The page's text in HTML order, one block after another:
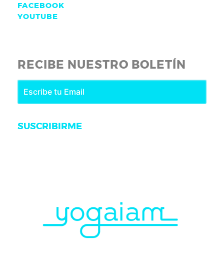
FACEBOOK
YOUTUBE
RECIBE NUESTRO BOLETÍN
SUSCRIBIRME